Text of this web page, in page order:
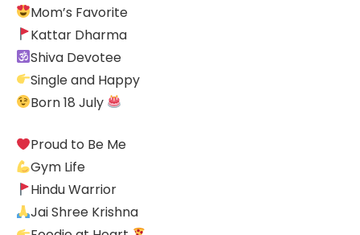
Mom’s Favorite
Kattar Dharma
Shiva Devotee
Single and Happy
Born 18 July
Proud to Be Me
Gym Life
Hindu Warrior
Jai Shree Krishna